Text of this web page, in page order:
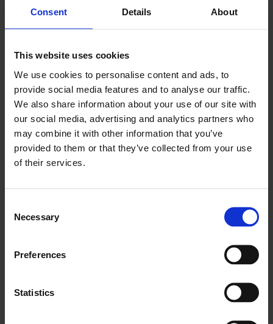
Consent Details About
This website uses cookies
We use cookies to personalise content and ads, to
provide social media features and to analyse our traffic.
We also share information about your use of our site with
our social media, advertising and analytics partners who
may combine it with other information that you’ve
provided to them or that they’ve collected from your use
of their services.
Selection
Necessary
Preferences
Statistics
Dank Nomentia Payments ist die Zeitersparnis jetzt
Zahlungsprozesse des Unternehmens konnte
einsparen, da manuelle Routinearbeiten nun
automatisch ablaufen.
Auch Liisa ist überzeugt, dass die Lösungen von
Nomentia ihr Geld wert sind. Bedenkt man die
Zeitersparnis und alle weiteren Vorteile, ist das
Ergebnis definitiv positiv.
ausgezeichnet."
LIISA VIIMA, FINANCIAL MANAGER BEI BONAVA